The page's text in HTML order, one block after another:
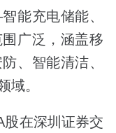
能充电储能、
广泛，涵盖移
、智能清洁、
域。
股在深圳证券交